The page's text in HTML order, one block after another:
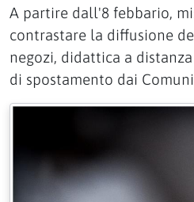
A partire dall'8 febbario,
contrastare la diffusione
negozi, didattica a
di spostamento dai